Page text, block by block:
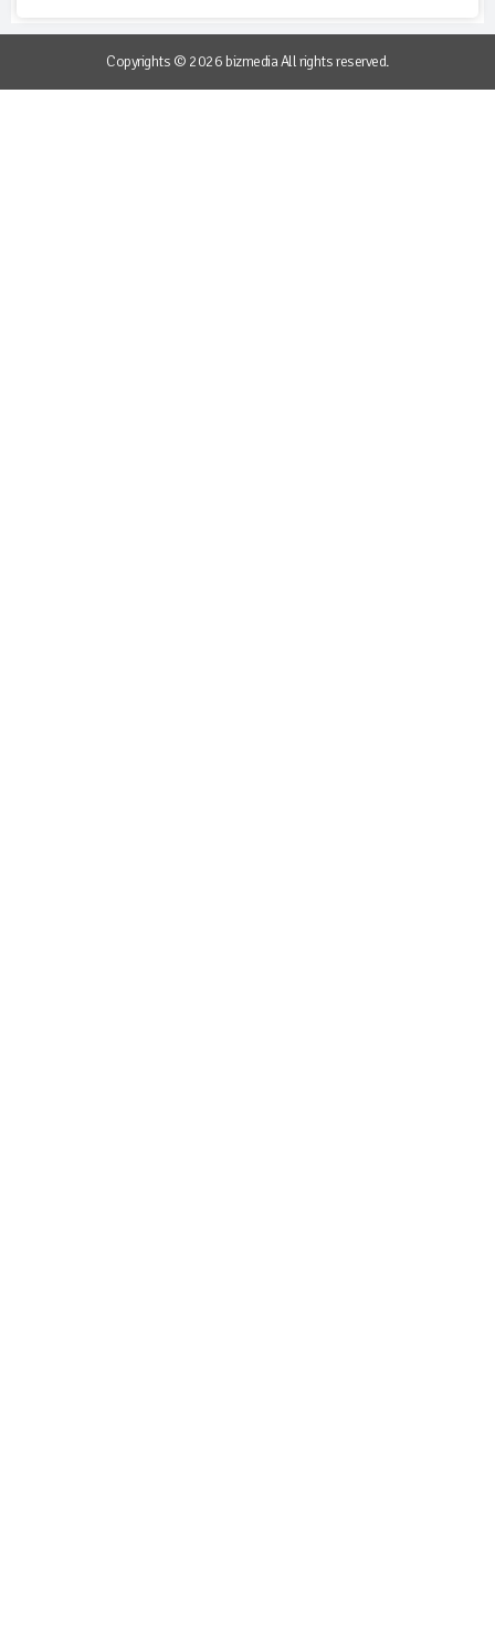
Copyrights © 2026 bizmedia All rights reserved.